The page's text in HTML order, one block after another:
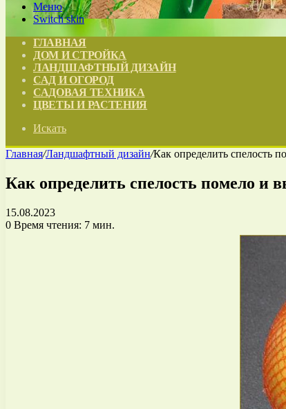
Меню
Switch skin
ГЛАВНАЯ
ДОМ И СТРОЙКА
ЛАНДШАФТНЫЙ ДИЗАЙН
САД И ОГОРОД
САДОВАЯ ТЕХНИКА
ЦВЕТЫ И РАСТЕНИЯ
Искать
Главная/Ландшафтный дизайн/Как определить спелость
Как определить спелость помело и
15.08.2023
0 Время чтения: 7 мин.